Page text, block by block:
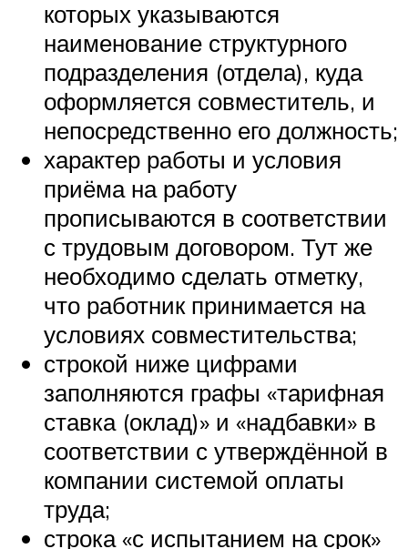
которых указываются
наименование структурного
подразделения (отдела), куда
оформляется совместитель, и
непосредственно его должность;
характер работы и условия
приёма на работу
прописываются в соответствии
с трудовым договором. Тут же
необходимо сделать отметку,
что работник принимается на
условиях совместительства;
строкой ниже цифрами
заполняются графы «тарифная
ставка (оклад)» и «надбавки» в
соответствии с утверждённой в
компании системой оплаты
труда;
строка «с испытанием на срок»